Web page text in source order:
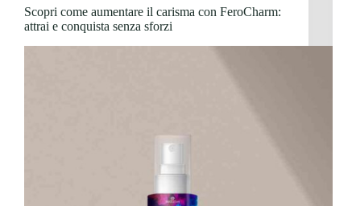
Scopri come aumentare il carisma con FeroCharm:
attrai e conquista senza sforzi